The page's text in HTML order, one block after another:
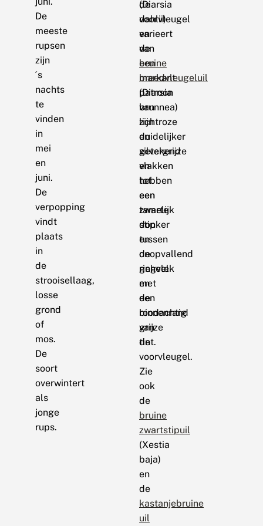
De
meeste
rupsen
zijn
´s
nachts
te
vinden
in
mei
en
juni.
De
verpopping
vindt
plaats
in
de
strooisellaag,
losse
grond
of
mos.
De
soort
overwintert
als
jonge
rups.
de
voorvleugel
varieert
van
een
markant
patroon
van
lichtroze
en
zilvergrijze
vlakken
tot
een
tamelijk
donker
en
onopvallend
geheel
met
een
roodachtig
grijze
tint.
(Diarsia
dahlii)
en
de
bruine
breedvleugeluil
(Diarsia
brunnea)
zijn
duidelijker
getekend
en
hebben
een
zwarte
stip
tussen
de
ringvlek
en
de
binnenrand
van
de
voorvleugel.
Zie
ook
de
bruine
zwartstipuil
(Xestia
baja)
en
de
kastanjebruine
uil